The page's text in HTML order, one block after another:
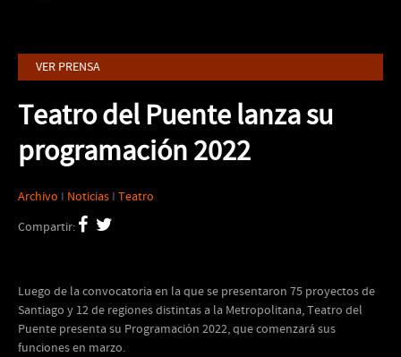
VER PRENSA
Teatro del Puente lanza su
programación 2022
Archivo I Noticias I Teatro
Compartir:
Luego de la convocatoria en la que se presentaron 75 proyectos de
Santiago y 12 de regiones distintas a la Metropolitana, Teatro del
Puente presenta su Programación 2022, que comenzará sus
funciones en marzo.